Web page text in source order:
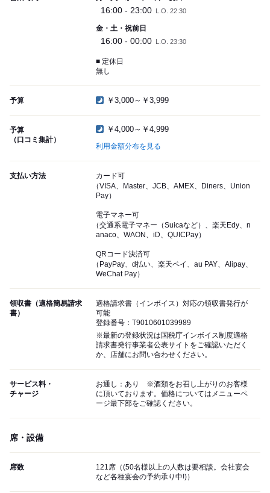
16:00 - 23:00 L.O. 22:30
金・土・祝前日
16:00 - 00:00 L.O. 23:30
■ 定休日
無し
予算 ￥3,000～￥3,999
予算
（口コミ集計）
￥4,000～￥4,999
利用金額分布を見る
支払い方法
カード可
（VISA、Master、JCB、AMEX、Diners、Union
Pay）
電子マネー可
（交通系電子マネー（Suicaなど）、楽天Edy、n
anaco、WAON、iD、QUICPay）
QRコード決済可
（PayPay、d払い、楽天ペイ、au PAY、Alipay、
WeChat Pay）
領収書（適格簡易請求
書）
適格請求書（インボイス）対応の領収書発行が
可能
登録番号：T9010601039989
※最新の登録状況は国税庁インボイス制度適格
請求書発行事業者公表サイトをご確認いただく
か、店舗にお問い合わせください。
サービス料・
チャージ
お通し：あり ※酒類をお召し上がりのお客様
に頂いております。価格についてはメニューペ
ージ最下部をご確認ください。
席・設備
席数
121席（(50名様以上の人数は要相談。会社宴会
など各種宴会の予約承り中!)）